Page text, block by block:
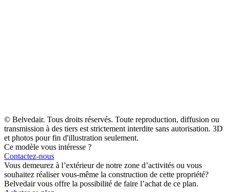
© Belvedair. Tous droits réservés. Toute reproduction, diffusion ou
transmission à des tiers est strictement interdite sans autorisation. 3D
et photos pour fin d'illustration seulement.
Ce modèle vous intéresse ?
Contactez-nous
Vous demeurez à l’extérieur de notre zone d’activités ou vous
souhaitez réaliser vous-même la construction de cette propriété?
Belvedair vous offre la possibilité de faire l’achat de ce plan.